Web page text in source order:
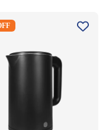
02 Preto 220V